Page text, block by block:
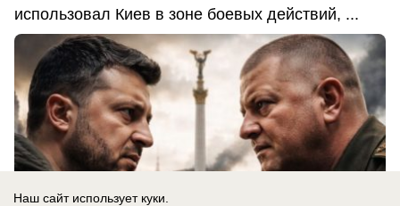
использовал Киев в зоне боевых действий, ...
Наш сайт использует куки.